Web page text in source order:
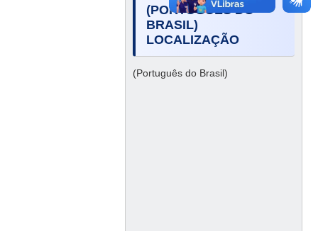
(PORTUGUÊS DO
BRASIL)
LOCALIZAÇÃO
(Português do Brasil)